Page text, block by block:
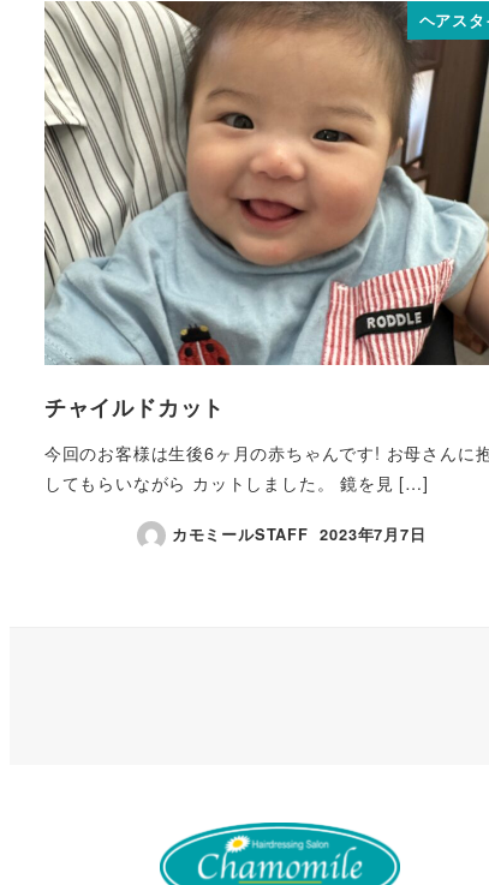
ヘアス
チャイルドカット
今回のお客様は生後6ヶ月の赤ちゃんです! お母さんに
してもらいながら カットしました。 鏡を見 […]
カモミールSTAFF 2023年7月7日